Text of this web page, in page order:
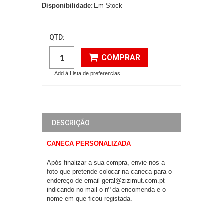
Disponibilidade:Em Stock
QTD:
COMPRAR
Add à Lista de preferencias
DESCRIÇÃO
CANECA PERSONALIZADA
Após finalizar a sua compra, envie-nos a
foto que pretende colocar na caneca para o
endereço de email geral@zizimut.com.pt
indicando no mail o nº da encomenda e o
nome em que ficou registada.